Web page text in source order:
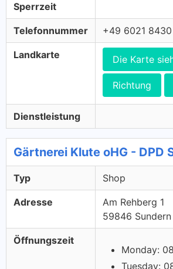
Sperrzeit
Telefonnummer +49 6021 8430
Landkarte Die Karte
Richtung
Dienstleistung
Gärtnerei Klute oHG - DPD
Typ Shop
Adresse
Am Rehberg 1
59846
Öffnungszeit
Monday:
Tuesday: